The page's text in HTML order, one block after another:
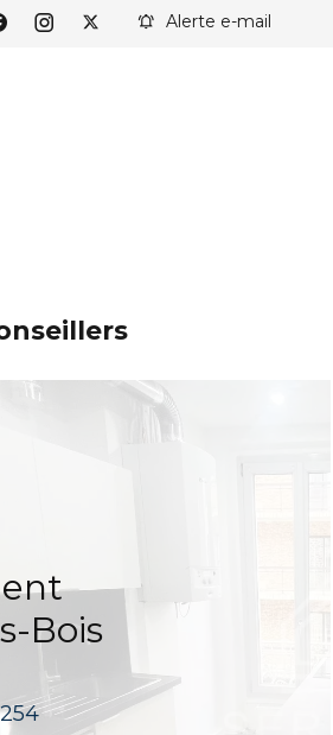
Alerte e-mail
Bois